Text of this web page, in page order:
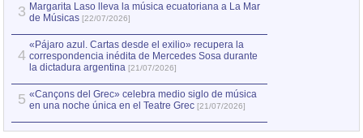
3 Margarita Laso lleva la música ecuatoriana a La Mar
de Músicas [22/07/2026]
4
«Pájaro azul. Cartas desde el exilio» recupera la
correspondencia inédita de Mercedes Sosa durante
la dictadura argentina [21/07/2026]
5 «Cançons del Grec» celebra medio siglo de música
en una noche única en el Teatre Grec [21/07/2026]